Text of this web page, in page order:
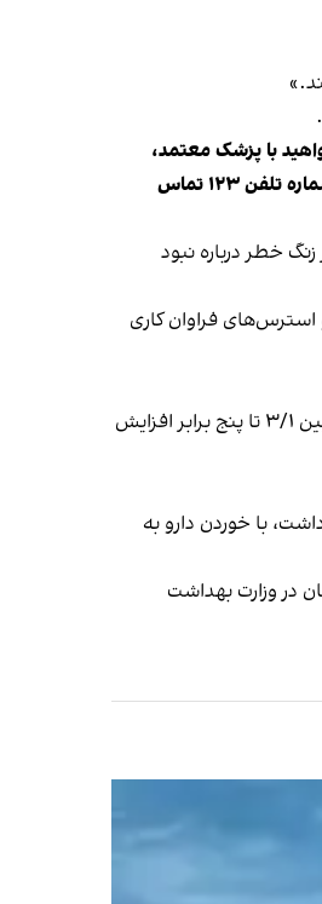
با پزشک معتمد،
نهادهایی که در این زمینه فعالیت می‌کنند یا فردی مورد اعتماد، درباره نگرانی‌هایشان صحبت کنند. اگر به خودکشی فکر می‌کنید، در ایران با اورژانس اجتماعی با شماره تلفن ۱۲۳ تماس
خطر درباره نبود
فراوان کاری
در دی‌ماه سال گذشته، نیما شهریارپور، متخصص طب اورژانس اعلام کرد بر اساس پژوهش‌های انجام شده، آمار خودکشی در میان اعضای جامعه پزشکی، بین ۳/۱ تا پنج برابر افزایش
به
در وزارت بهداشت